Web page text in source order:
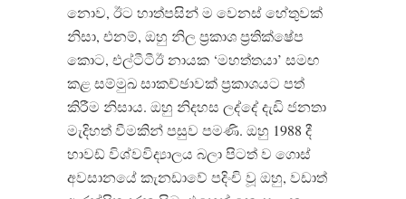
නොව, ඊට හාත්පසින් ම වෙනස් හේතුවක්
නිසා, එනම්, ඔහු නිල ප්‍රකාශ ප්‍රතික්ෂේප
කොට, එල්ටීටීඊ නායක ‘මහත්තයා’ සමඟ
කළ සම්මුඛ සාකච්ඡාවක් ප්‍රකාශයට පත්
කිරීම නිසාය. ඔහු නිදහස ලද්දේ දැඩි ජනතා
මැදිහත් වීමකින් පසුව පමණි. ඔහු 1988 දී
හාවඩ් විශ්වවිද්‍යාලය බලා පිටත් ව ගොස්
අවසානයේ කැනඩාවේ පදිංචි වූ ඔහු, වඩාත්